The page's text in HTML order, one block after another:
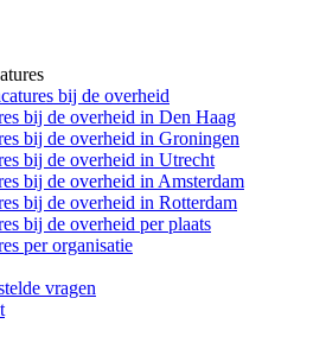
bij de overheid
bij de overheid in Den Haag
bij de overheid in Groningen
bij de overheid in Utrecht
bij de overheid in Amsterdam
bij de overheid in Rotterdam
bij de overheid per plaats
per organisatie
vragen